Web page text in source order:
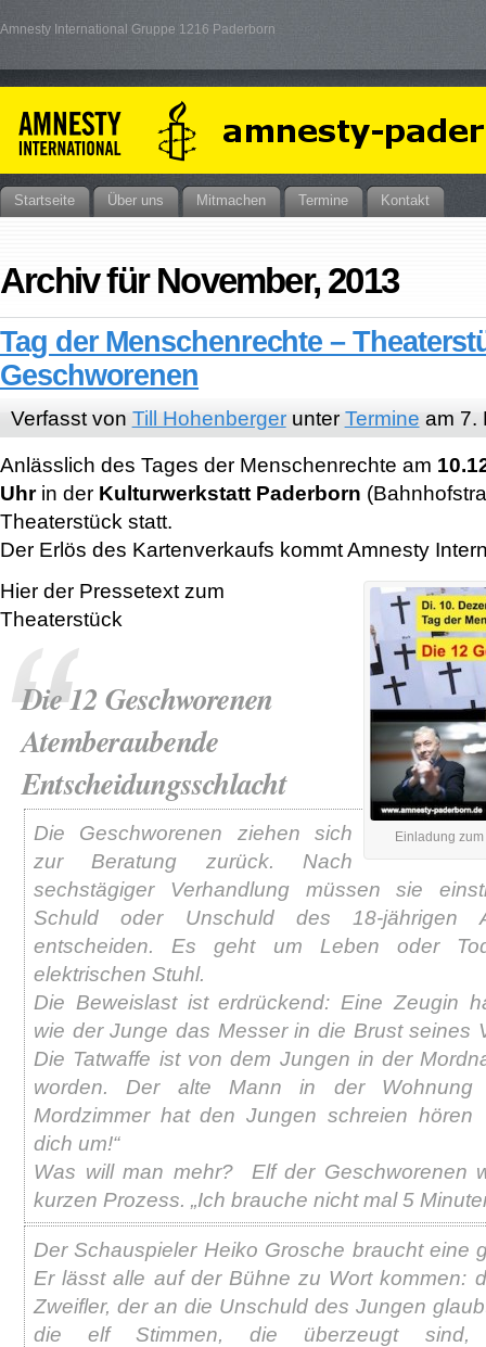
Amnesty International Gruppe 1216 Paderborn
Startseite Über uns Mitmachen Termine Kontakt
Archiv für November, 2013
Tag der Menschenrechte –
Geschworenen
Verfasst von Till Hohenbergerunter Termine am 7.
Anlässlich des Tages der Menschenrechte am
Uhrin der Kulturwerkstatt Paderborn
Theaterstück statt.
Der Erlös des Kartenverkaufs kommt Amnesty
Einladung
Hier der Pressetext zum
Theaterstück
Die 12 Geschworenen
Atemberaubende
Entscheidungsschlacht
Die Geschworenen ziehen sich
zur Beratung zurück. Nach
sechstägiger Verhandlung müssen sie
Schuld oder Unschuld des 18-jährigen
entscheiden. Es geht um Leben oder
elektrischen Stuhl.
Die Beweislast ist erdrückend: Eine Zeugin
wie der Junge das Messer in die Brust seines
Die Tatwaffe ist von dem Jungen in der
worden. Der alte Mann in der Wohnung
Mordzimmer hat den Jungen schreien hören
dich um!“
Was will man mehr? Elf der Geschworenen
kurzen Prozess. „Ich brauche nicht mal 5
Der Schauspieler Heiko Grosche braucht eine
Er lässt alle auf der Bühne zu Wort kommen:
Zweifler, der an die Unschuld des Jungen
die elf Stimmen, die überzeugt